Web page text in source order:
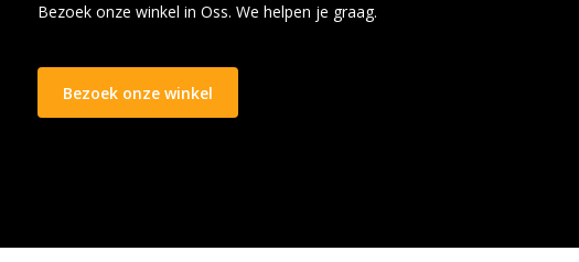
Bezoek onze winkel in Oss. We helpen je graag.
Bezoek onze winkel